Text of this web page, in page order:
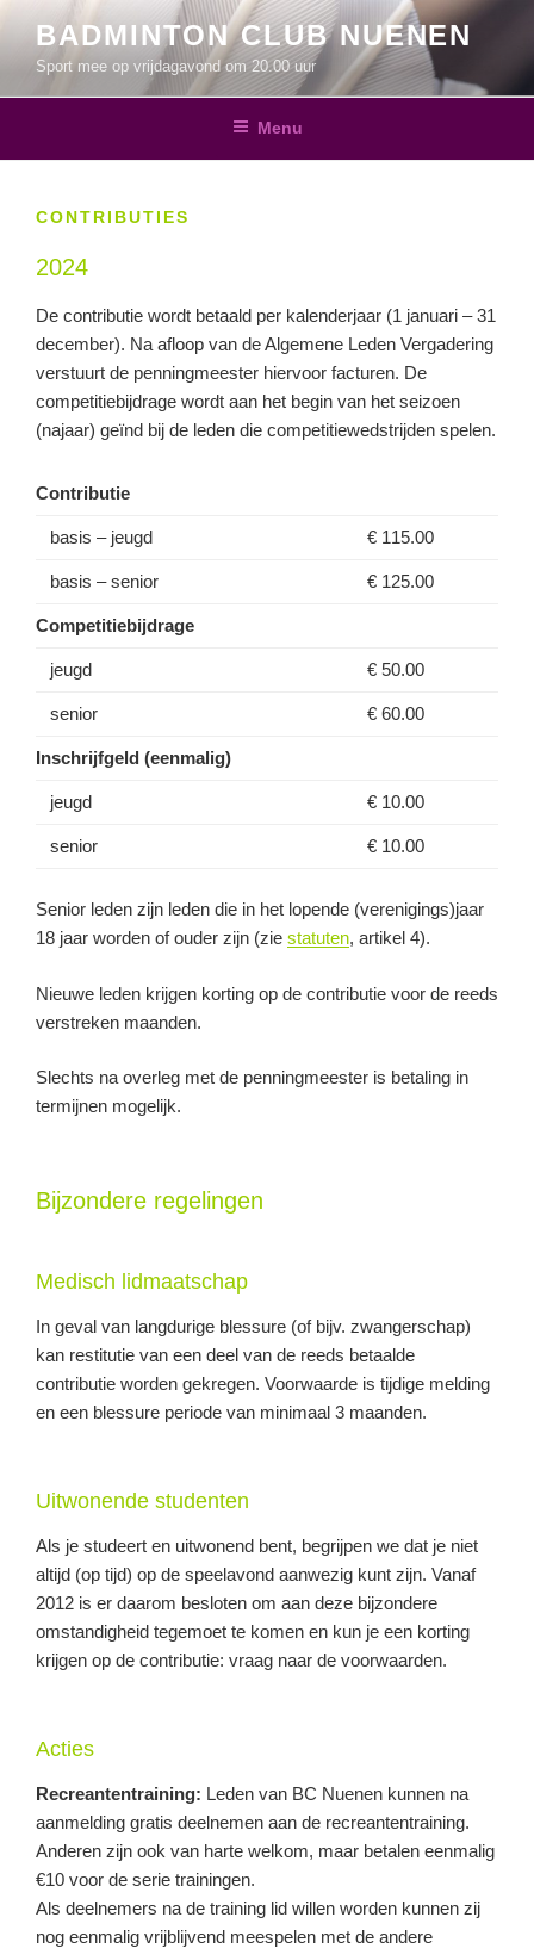
inhoud
BADMINTON CLUB NUENEN
Sport mee op vrijdagavond om 20.00 uur
Menu
CONTRIBUTIES
2024
De contributie wordt betaald per kalenderjaar (1 januari – 31
december). Na afloop van de Algemene Leden Vergadering
verstuurt de penningmeester hiervoor facturen. De
competitiebijdrage wordt aan het begin van het seizoen
(najaar) geïnd bij de leden die competitiewedstrijden spelen.
Contributie
basis – jeugd € 115.00
basis – senior € 125.00
Competitiebijdrage
jeugd € 50.00
senior € 60.00
Inschrijfgeld (eenmalig)
jeugd € 10.00
senior € 10.00
Senior leden zijn leden die in het lopende (verenigings)jaar
18 jaar worden of ouder zijn (zie statuten, artikel 4).
Nieuwe leden krijgen korting op de contributie voor de reeds
verstreken maanden.
Slechts na overleg met de penningmeester is betaling in
termijnen mogelijk.
Bijzondere regelingen
Medisch lidmaatschap
In geval van langdurige blessure (of bijv. zwangerschap)
kan restitutie van een deel van de reeds betaalde
contributie worden gekregen. Voorwaarde is tijdige melding
en een blessure periode van minimaal 3 maanden.
Uitwonende studenten
Als je studeert en uitwonend bent, begrijpen we dat je niet
altijd (op tijd) op de speelavond aanwezig kunt zijn. Vanaf
2012 is er daarom besloten om aan deze bijzondere
omstandigheid tegemoet te komen en kun je een korting
krijgen op de contributie: vraag naar de voorwaarden.
Acties
Recreantentraining: Leden van BC Nuenen kunnen na
aanmelding gratis deelnemen aan de recreantentraining.
Anderen zijn ook van harte welkom, maar betalen eenmalig
€10 voor de serie trainingen.
Als deelnemers na de training lid willen worden kunnen zij
nog eenmalig vrijblijvend meespelen met de andere